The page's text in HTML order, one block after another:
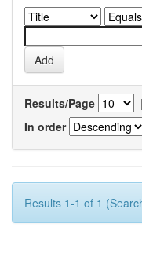
Results/Page |
In order
Results 1-1 of 1